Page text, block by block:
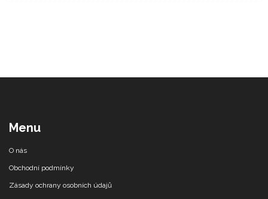
Menu
O nás
Obchodní podmínky
Zásady ochrany osobních údajů